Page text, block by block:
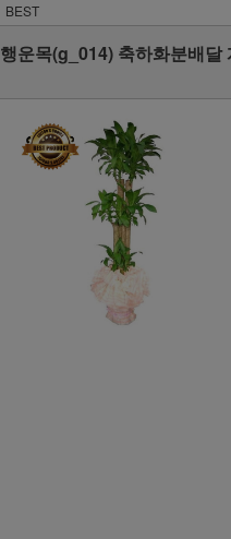
BEST
행운목(g_014) 축하화분배달